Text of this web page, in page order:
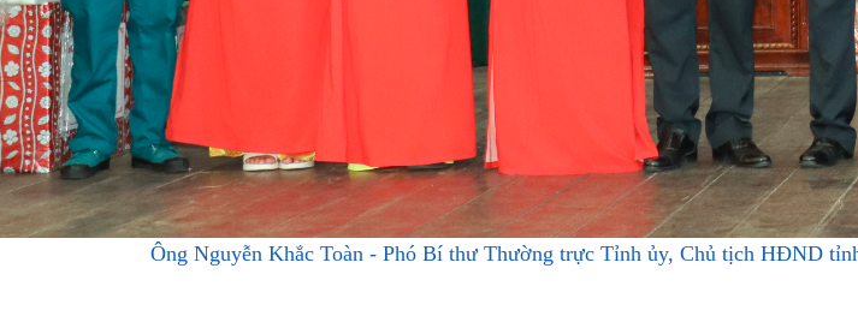
Ông Nguyễn Khắc Toàn - Phó Bí thư Thường trực Tỉnh ủy, Chủ tịch HĐND